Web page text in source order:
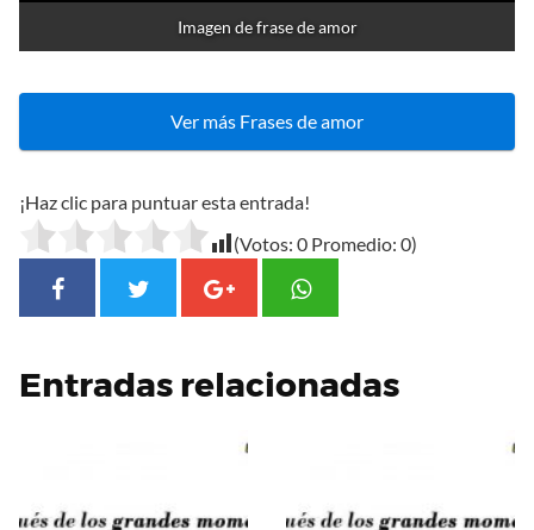
Imagen de frase de amor
Ver más Frases de amor
¡Haz clic para puntuar esta entrada!
(Votos: 0 Promedio: 0)
Entradas relacionadas